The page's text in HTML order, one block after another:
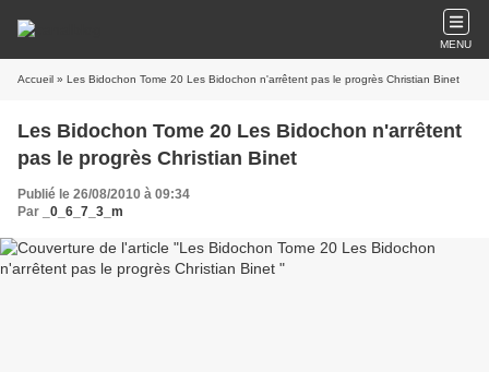
MENU
Accueil » Les Bidochon Tome 20 Les Bidochon n'arrêtent pas le progrès Christian Binet
Les Bidochon Tome 20 Les Bidochon n'arrêtent
pas le progrès Christian Binet
Publié le 26/08/2010 à 09:34
Par
_0_6_7_3_m